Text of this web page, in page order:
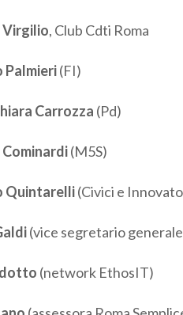
Virgilio, Club Cdti Roma
(FI)
Carrozza (Pd)
(M5S)
Quintarelli(Civici e
(vice segretario
(network EthosIT)